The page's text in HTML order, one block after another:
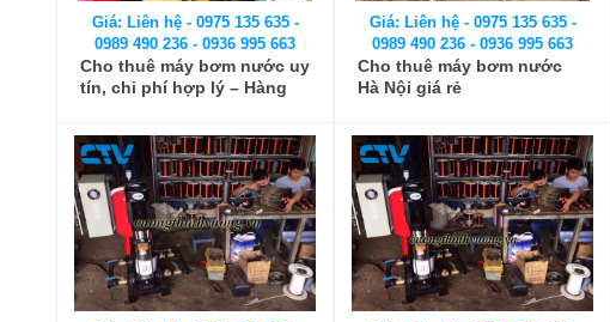
Giá: Liên hệ - 0975 135 635 -
0989 490 236 - 0936 995 663
Cho thuê máy bơm nước uy
tín, chi phí hợp lý – Hàng
Giá: Liên hệ - 0975 135 635 -
0989 490 236 - 0936 995 663
Cho thuê máy bơm nước
Hà Nội giá rẻ